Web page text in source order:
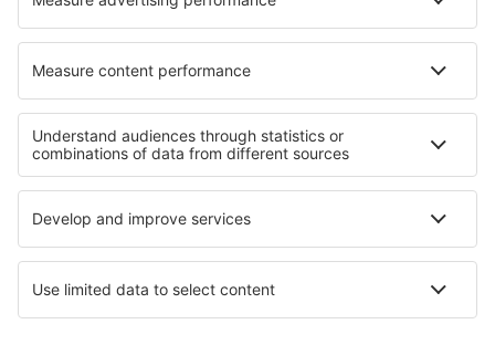
O eSky
Všeobecné podmínky
Moje rezervace
Politika ochrany soukromí
Podpora a kontakt